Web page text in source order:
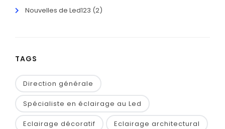
Nouvelles de Led123 (2)
TAGS
Direction générale
Spécialiste en éclairage au Led
Eclairage décoratif Eclairage architectural